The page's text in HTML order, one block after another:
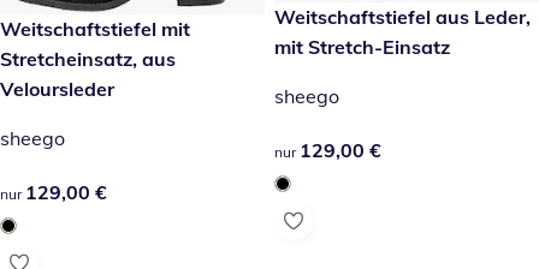
129,00 €
Weitschaftstiefel mit
Stretcheinsatz, aus
Veloursleder
sheego
129,00 €
nur 129,00 €
129,00 €
Weitschaftstiefel aus Leder,
mit Stretch-Einsatz
sheego
129,00 €
nur 129,00 €